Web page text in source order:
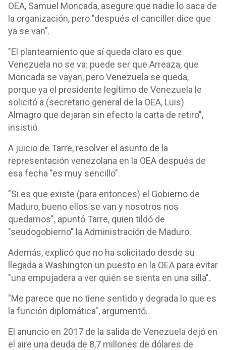
OEA, Samuel Moncada, asegure que nadie lo saca de
la organización, pero "después el canciller dice que
ya se van".
"El planteamiento que sí queda claro es que
Venezuela no se va: puede ser que Arreaza, que
Moncada se vayan, pero Venezuela se queda,
porque ya el presidente legítimo de Venezuela le
solicitó a (secretario general de la OEA, Luis)
Almagro que dejaran sin efecto la carta de retiro",
insistió.
A juicio de Tarre, resolver el asunto de la
representación venezolana en la OEA después de
esa fecha "es muy sencillo".
"Si es que existe (para entonces) el Gobierno de
Maduro, bueno ellos se van y nosotros nos
quedamos", apuntó Tarre, quien tildó de
"seudogobierno" la Administración de Maduro.
Además, explicó que no ha solicitado desde su
llegada a Washington un puesto en la OEA para evitar
"una empujadera a ver quién se sienta en una silla".
"Me parece que no tiene sentido y degrada lo que es
la función diplomática", argumentó.
El anuncio en 2017 de la salida de Venezuela dejó en
el aire una deuda de 8,7 millones de dólares de